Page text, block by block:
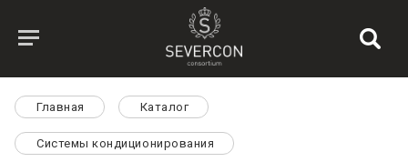
Главная Каталог
Системы кондиционирования